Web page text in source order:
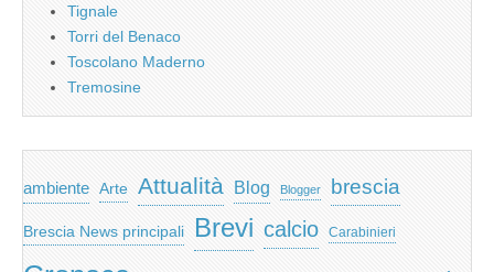
Tignale
Torri del Benaco
Toscolano Maderno
Tremosine
ambiente Arte Attualità Blog Blogger brescia
Brescia News principali Brevi calcio Carabinieri